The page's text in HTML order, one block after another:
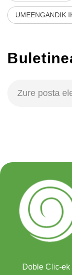
UMEENGANDIK
Doble Clic-